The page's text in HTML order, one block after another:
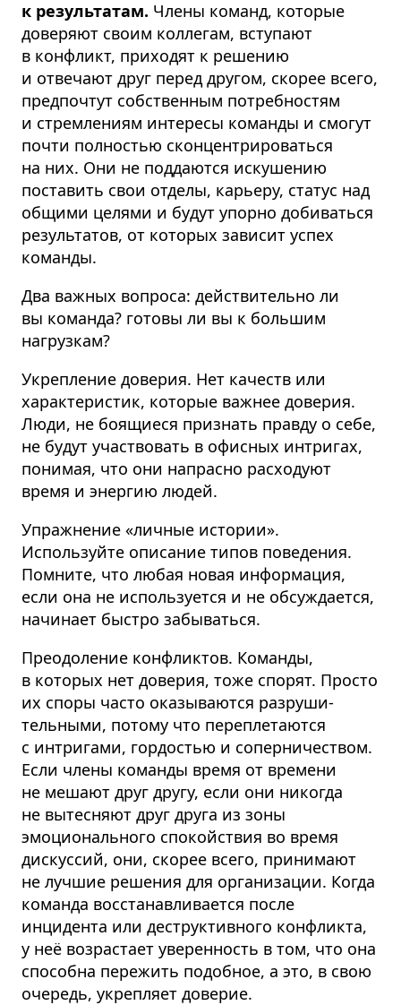
к результатам. Члены команд, которые
доверяют своим коллегам, вступают
в конфликт, приходят к решению
и отвечают друг перед другом, скорее всего,
предпочтут собственным потребностям
и стремлениям интересы команды и смогут
почти полностью сконцен­три­роваться
на них. Они не поддаются искушению
поставить свои отделы, карьеру, статус над
общими целями и будут упорно добиваться
результатов, от которых зависит успех
команды.
Два важных вопроса: действительно ли
вы команда? готовы ли вы к большим
нагрузкам?
Укрепление доверия. Нет качеств или
характеристик, которые важнее доверия.
Люди, не боящиеся признать правду о себе,
не будут участвовать в офисных интригах,
понимая, что они напрасно расходуют
время и энергию людей.
Упражнение «личные истории».
Используйте описание типов поведения.
Помните, что любая новая информация,
если она не используется и не обсуждается,
начинает быстро забываться.
Преодоление конфликтов. Команды,
в которых нет доверия, тоже спорят. Просто
их споры часто оказываются разруши­
тельными, потому что переплетаются
с интригами, гордостью и соперни­чеством.
Если члены команды время от времени
не мешают друг другу, если они никогда
не вытесняют друг друга из зоны
эмоционального спокойствия во время
дискуссий, они, скорее всего, принимают
не лучшие решения для организации. Когда
команда восстанав­ливается после
инцидента или деструк­тивного конфликта,
у неё возрастает уверенность в том, что она
способна пережить подобное, а это, в свою
очередь, укрепляет доверие.